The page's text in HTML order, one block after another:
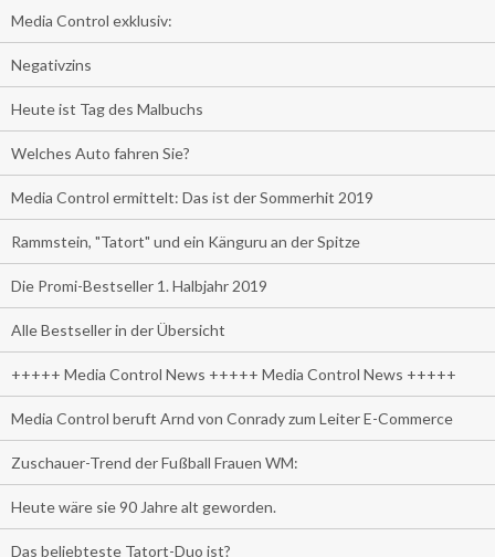
Media Control exklusiv:
Negativzins
Heute ist Tag des Malbuchs
Welches Auto fahren Sie?
Media Control ermittelt: Das ist der Sommerhit 2019
Rammstein, "Tatort" und ein Känguru an der Spitze
Die Promi-Bestseller 1. Halbjahr 2019
Alle Bestseller in der Übersicht
+++++ Media Control News +++++ Media Control News +++++
Media Control beruft Arnd von Conrady zum Leiter E-Commerce
Zuschauer-Trend der Fußball Frauen WM:
Heute wäre sie 90 Jahre alt geworden.
Das beliebteste Tatort-Duo ist?